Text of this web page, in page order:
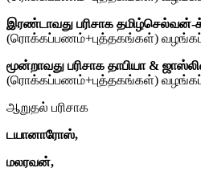
இரண்டாவது பரிசாக தமிழ்செல்வன்-
(ரொக்கப்பணம்+புத்தகங்கள்)
மூன்றாவது பரிசாக தாபியா &
(ரொக்கப்பணம்+புத்தகங்கள்)
ஆறுதல் பரிசாக
டயானாரோஸ்,
மலரவன்,